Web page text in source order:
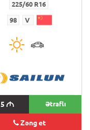
225/60 R16
98 V
M Ətraflı
Zəng et